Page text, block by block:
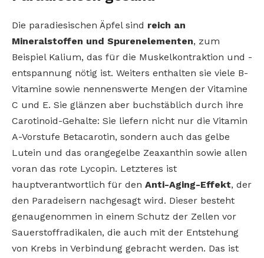
Die paradiesischen Äpfel sind reich an
Mineralstoffen und Spurenelementen, zum
Beispiel Kalium, das für die Muskelkontraktion und -
entspannung nötig ist. Weiters enthalten sie viele B-
Vitamine sowie nennenswerte Mengen der Vitamine
C und E. Sie glänzen aber buchstäblich durch ihre
Carotinoid-Gehalte: Sie liefern nicht nur die Vitamin
A-Vorstufe Betacarotin, sondern auch das gelbe
Lutein und das orangegelbe Zeaxanthin sowie allen
voran das rote Lycopin. Letzteres ist
hauptverantwortlich für den Anti-Aging-Effekt, der
den Paradeisern nachgesagt wird. Dieser besteht
genaugenommen in einem Schutz der Zellen vor
Sauerstoffradikalen, die auch mit der Entstehung
von Krebs in Verbindung gebracht werden. Das ist